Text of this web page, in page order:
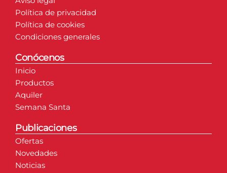
Política de privacidad
Política de cookies
Condiciones generales
Conócenos
Inicio
Productos
Aquiler
Semana Santa
Publicaciones
Ofertas
Novedades
Noticias